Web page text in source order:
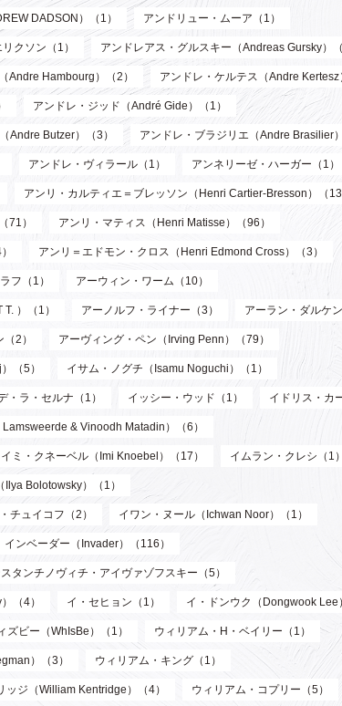
DADSON）（1） アンドリュー・ムーア（1）
クソン（1） アンドレアス・グルスキー（Andreas Gursky）
Andre Hambourg）（2） アンドレ・ケルテス（Andre
アンドレ・ジッド（André Gide）（1）
Andre Butzer）（3） アンドレ・ブラジリエ（Andre Brasilier
アンドレ・ヴィラール（1） アンネリーゼ・ハーガー（1）
アンリ・カルティエ＝ブレッソン（Henri Cartier-Bresson）（
71） アンリ・マティス（Henri Matisse）（96）
アンリ＝エドモン・クロス（Henri Edmond Cross）（3）
フ（1） アーウィン・ワーム（10）
）（1） アーノルフ・ライナー（3） アーラン・ダルケ
2） アーヴィング・ペン（Irving Penn）（79）
（5） イサム・ノグチ（Isamu Noguchi）（1）
・ラ・セルナ（1） イッシー・ウッド（1） イドリス・カ
& Vinoodh Matadin）（6）
イミ・クネーベル（Imi Knoebel）（17） イムラン・クレシ（1
Bolotowsky）（1）
チュイコフ（2） イワン・ヌール（Ichwan Noor）（1）
インベーダー（Invader）（116）
タンチノヴィチ・アイヴァゾフスキー（5）
（4） イ・セヒョン（1） イ・ドンウク（Dongwook Lee
ズビー（WhIsBe）（1） ウィリアム・H・ベイリー（1）
）（3） ウィリアム・キング（1）
ッジ（William Kentridge）（4） ウィリアム・コプリー（5）